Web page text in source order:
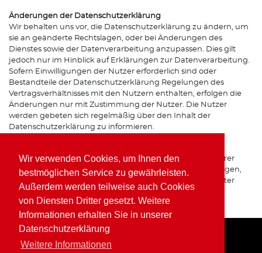
Wir verwenden Cookies, um Ihnen den
bestmöglichen Service zu gewährleisten.
Außerdem werden teilweise auch Cookies
von Diensten Dritter gesetzt. Weitere
Informationen erhalten Sie in unserer
Datenschutzerklärung
Weitere Informationen
Änderungen der Datenschutzerklärung
Wir behalten uns vor, die Datenschutzerklärung zu ändern, um
sie an geänderte Rechtslagen, oder bei Änderungen des
Dienstes sowie der Datenverarbeitung anzupassen. Dies gilt
jedoch nur im Hinblick auf Erklärungen zur Datenverarbeitung.
Sofern Einwilligungen der Nutzer erforderlich sind oder
Bestandteile der Datenschutzerklärung Regelungen des
Vertragsverhältnisses mit den Nutzern enthalten, erfolgen die
Änderungen nur mit Zustimmung der Nutzer. Die Nutzer
werden gebeten sich regelmäßig über den Inhalt der
Datenschutzerklärung zu informieren.
Bei Fragen zur Erhebung, Verarbeitung oder Nutzung Ihrer
personenbezogenen Daten, bei Auskünften, Berichtigungen,
Sperrung oder Löschung von Daten sowie Widerruf erteilter
Einwilligungen wenden Sie sich bitte an unsere(n)
Datenschutzbeauftragte(n) bzw. Apothekeninhaber(in).
Home Impressum